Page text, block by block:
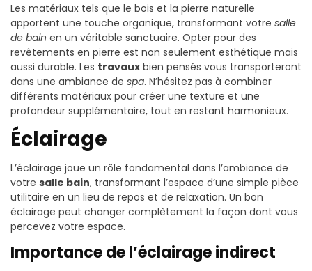
Les matériaux tels que le bois et la pierre naturelle
apportent une touche organique, transformant votre salle
de bain en un véritable sanctuaire. Opter pour des
revêtements en pierre est non seulement esthétique mais
aussi durable. Les travaux bien pensés vous transporteront
dans une ambiance de spa. N’hésitez pas à combiner
différents matériaux pour créer une texture et une
profondeur supplémentaire, tout en restant harmonieux.
Éclairage
L’éclairage joue un rôle fondamental dans l’ambiance de
votre salle bain, transformant l’espace d’une simple pièce
utilitaire en un lieu de repos et de relaxation. Un bon
éclairage peut changer complètement la façon dont vous
percevez votre espace.
Importance de l’éclairage indirect